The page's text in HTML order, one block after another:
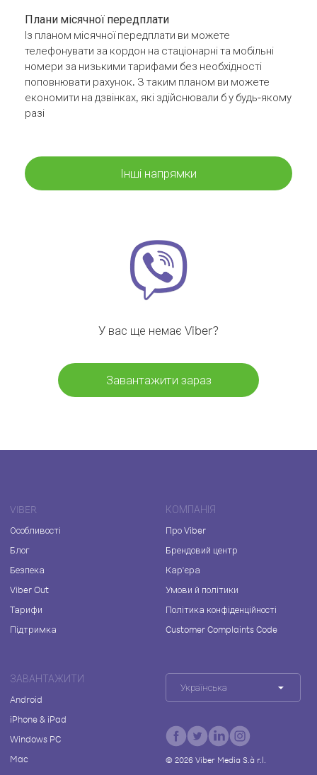
Плани місячної передплати
Із планом місячної передплати ви можете
телефонувати за кордон на стаціонарні та мобільні
номери за низькими тарифами без необхідності
поповнювати рахунок. З таким планом ви можете
економити на дзвінках, які здійснювали б у будь-якому
разі
Інші напрямки
У вас ще немає Viber?
Завантажити зараз
VIBER
Особливості
Блог
Безпека
Viber Out
Тарифи
Підтримка
КОМПАНІЯ
Про Viber
Брендовий центр
Кар'єра
Умови й політики
Політика конфіденційності
Customer Complaints Code
ЗАВАНТАЖИТИ
Android
iPhone & iPad
Windows PC
Mac
Українська
© 2026Viber Media S.à r.l.